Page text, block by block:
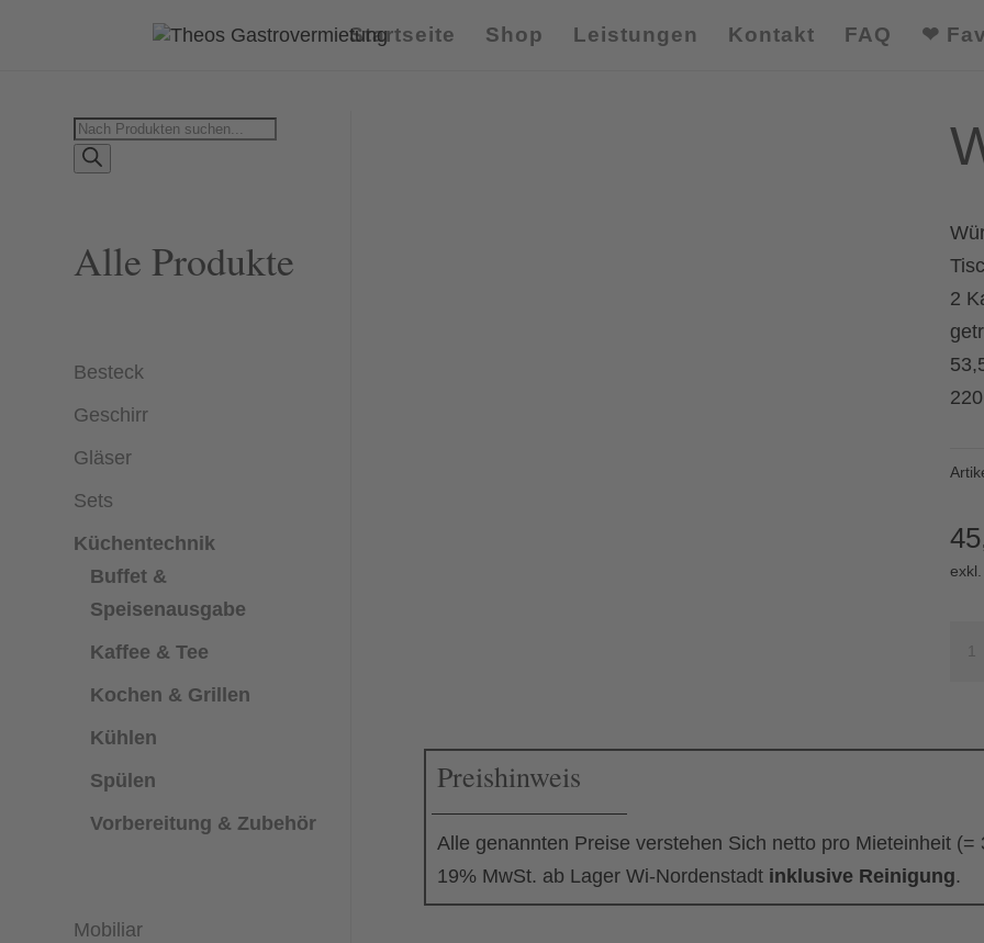
Startseite Shop Leistungen Kontakt FAQ ❤
Products
search
Alle Produkte
Besteck
Geschirr
Gläser
Sets
Küchentechnik
Buffet &
Speisenausgabe
Kaffee & Tee
Kochen & Grillen
Kühlen
Spülen
Vorbereitung & Zubehör
Mobiliar
2
Preishinweis
Alle genannten Preise verstehen Sich netto pro Mieteinheit
19% MwSt. ab Lager Wi-Nordenstadt inklusive Reinigung.